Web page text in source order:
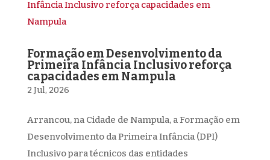
Formação em Desenvolvimento da
Primeira Infância Inclusivo reforça
capacidades em Nampula
2 Jul, 2026
Arrancou, na Cidade de Nampula, a Formação em
Desenvolvimento da Primeira Infância (DPI)
Inclusivo para técnicos das entidades